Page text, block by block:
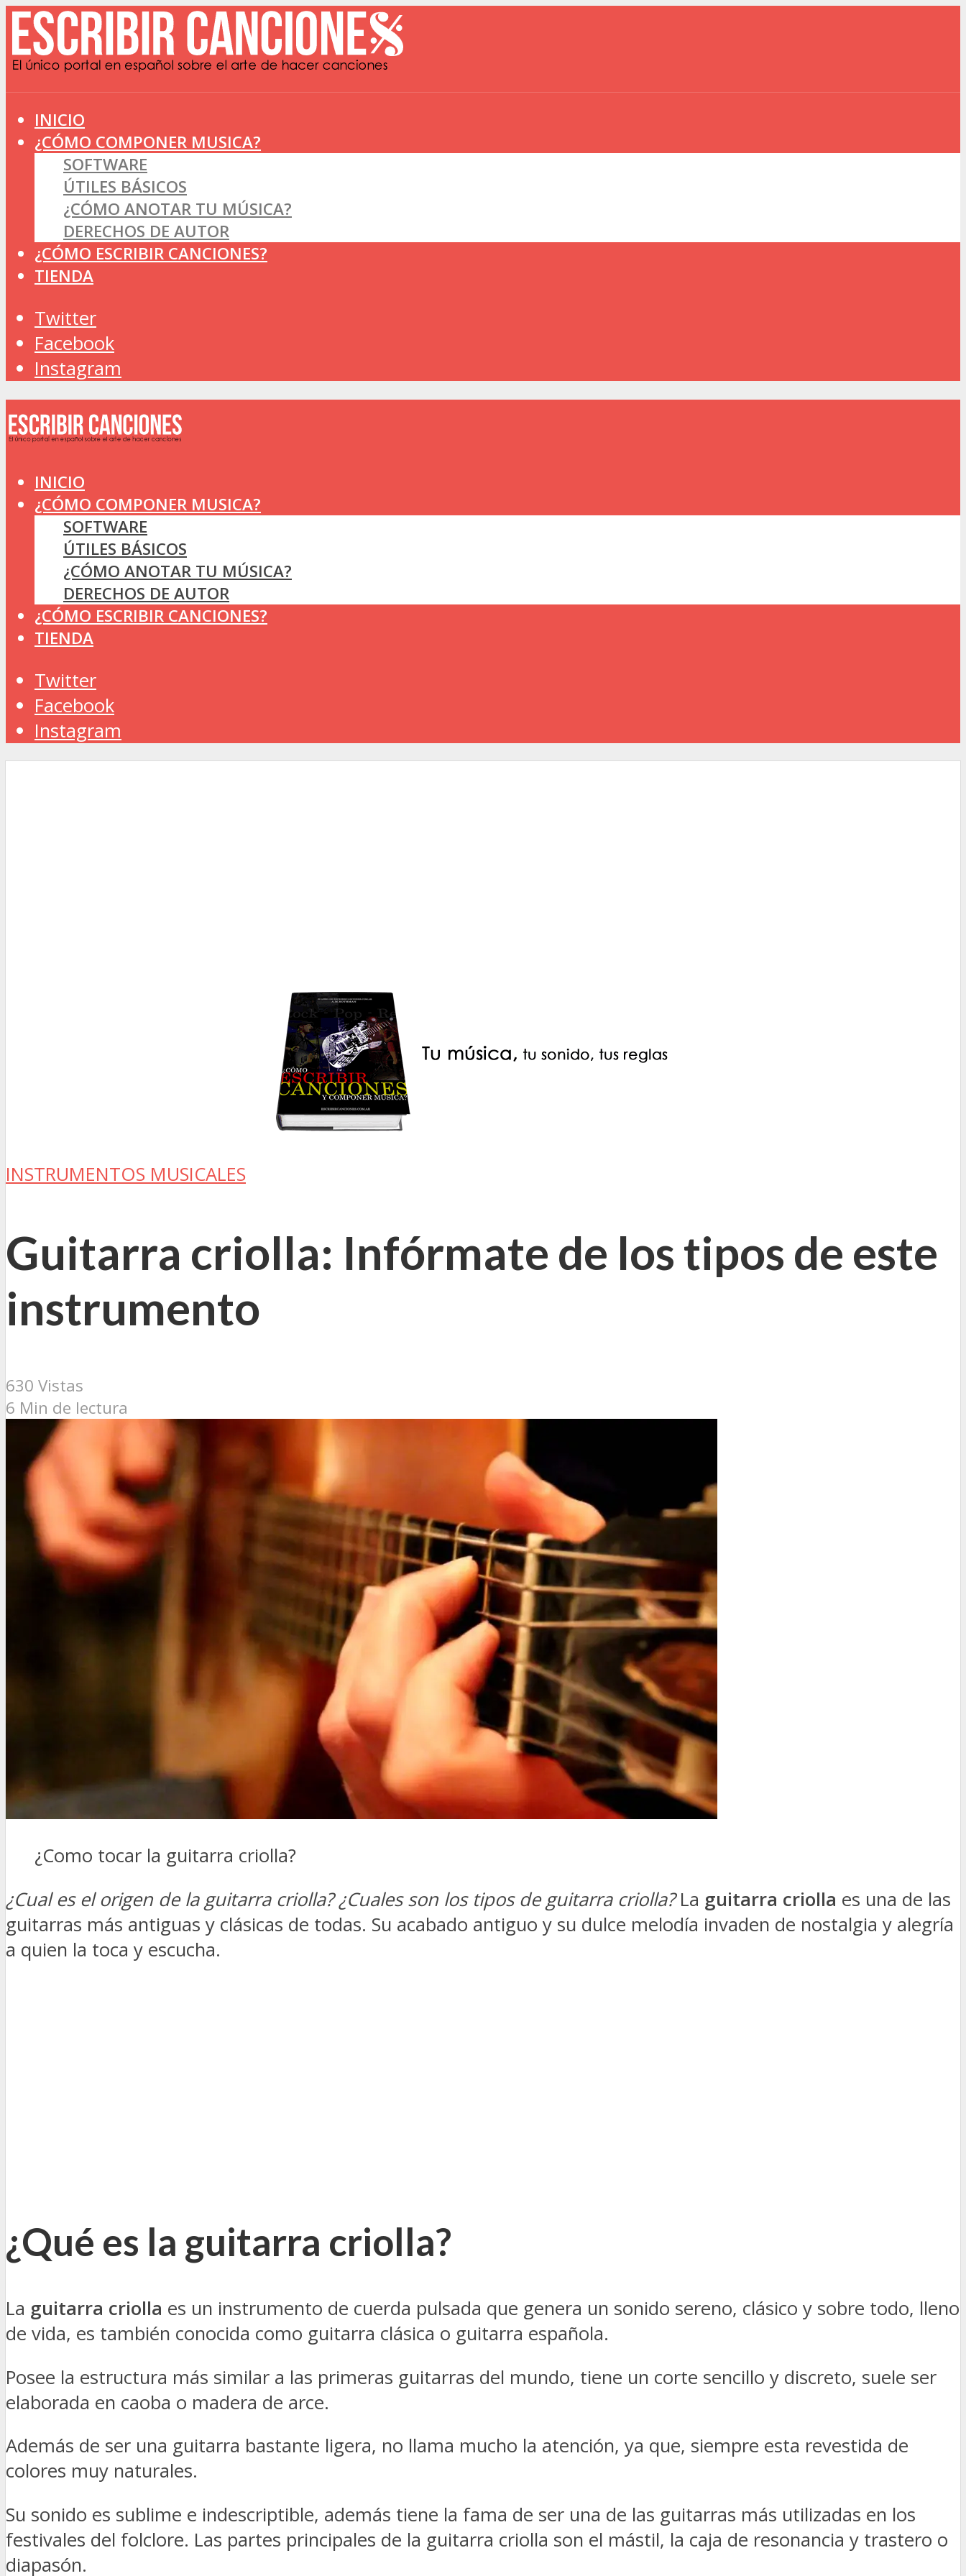
INICIO
¿CÓMO COMPONER MUSICA?
SOFTWARE
ÚTILES BÁSICOS
¿CÓMO ANOTAR TU MÚSICA?
DERECHOS DE AUTOR
¿CÓMO ESCRIBIR CANCIONES?
TIENDA
Twitter
Facebook
Instagram
INICIO
¿CÓMO COMPONER MUSICA?
SOFTWARE
ÚTILES BÁSICOS
¿CÓMO ANOTAR TU MÚSICA?
DERECHOS DE AUTOR
¿CÓMO ESCRIBIR CANCIONES?
TIENDA
Twitter
Facebook
Instagram
INSTRUMENTOS MUSICALES
Guitarra criolla: Infórmate de los tipos de este
instrumento
630 Vistas
6 Min de lectura
¿Como tocar la guitarra criolla?
¿Cual es el origen de la guitarra criolla? ¿Cuales son los tipos de guitarra criolla?La guitarra criolla es una de las
guitarras más antiguas y clásicas de todas. Su acabado antiguo y su dulce melodía invaden de nostalgia y alegría
a quien la toca y escucha.
¿Qué es la guitarra criolla?
La guitarra criolla es un instrumento de cuerda pulsada que genera un sonido sereno, clásico y sobre todo, lleno
de vida, es también conocida como guitarra clásica o guitarra española.
Posee la estructura más similar a las primeras guitarras del mundo, tiene un corte sencillo y discreto, suele ser
elaborada en caoba o madera de arce.
Además de ser una guitarra bastante ligera, no llama mucho la atención, ya que, siempre esta revestida de
colores muy naturales.
Su sonido es sublime e indescriptible, además tiene la fama de ser una de las guitarras más utilizadas en los
festivales del folclore. Las partes principales de la guitarra criolla son el mástil, la caja de resonancia y trastero o
diapasón.